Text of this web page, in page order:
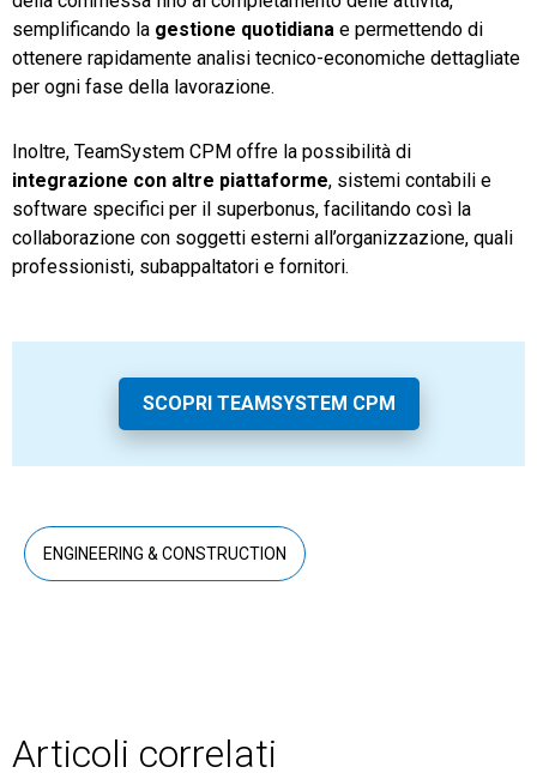
semplificando la gestione quotidiana e permettendo di
ottenere rapidamente analisi tecnico-economiche dettagliate
per ogni fase della lavorazione.
Inoltre, TeamSystem CPM offre la possibilità di
integrazione con altre piattaforme, sistemi contabili e
software specifici per il superbonus, facilitando così la
collaborazione con soggetti esterni all’organizzazione, quali
professionisti, subappaltatori e fornitori.
SCOPRI TEAMSYSTEM CPM
ENGINEERING & CONSTRUCTION
Articoli correlati